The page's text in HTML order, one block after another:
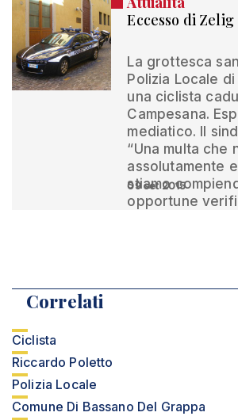
Eccesso di Zelig
La grottesca
Polizia Locale
una ciclista
Campesana.
mediatico. Il
“Una multa che
assolutamente
stiamo
opportune
09 set 2015
Correlati
Ciclista
Riccardo Poletto
Polizia Locale
Comune Di Bassano Del Grappa